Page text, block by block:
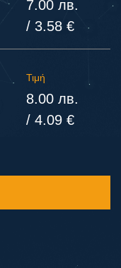
7.00 лв.
/ 3.58 €
Τιμή
8.00 лв.
/ 4.09 €